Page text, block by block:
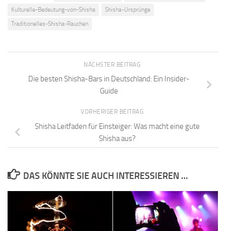
Kulturelle-Bedeutung-von-Shisha
Shisha-Ursprünge
Traditionelles-Shisha-Rauchen
NÄCHSTER BEITRAG
Die besten Shisha-Bars in Deutschland: Ein Insider-
Guide
VORHERIGER BEITRAG
Shisha Leitfaden für Einsteiger: Was macht eine gute
Shisha aus?
DAS KÖNNTE SIE AUCH INTERESSIEREN …